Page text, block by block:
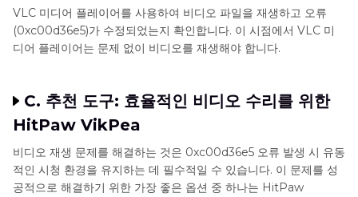
VLC 미디어 플레이어를 사용하여 비디오 파일을 재생하고 오류
(0xc00d36e5)가 수정되었는지 확인합니다. 이 시점에서 VLC 미
디어 플레이어는 문제 없이 비디오를 재생해야 합니다.
C. 추천 도구: 효율적인 비디오 수리를 위한
HitPaw VikPea
비디오 재생 문제를 해결하는 것은 0xc00d36e5 오류 발생 시 유동
적인 시청 환경을 유지하는 데 필수적일 수 있습니다. 이 문제를 성
공적으로 해결하기 위한 가장 좋은 옵션 중 하나는 HitPaw